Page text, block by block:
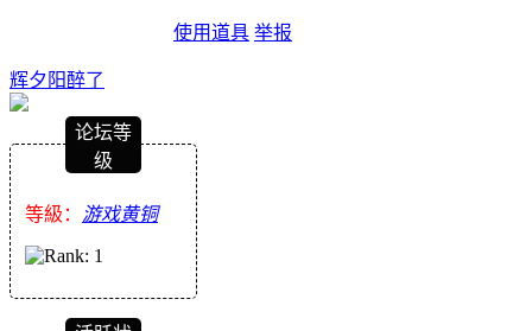
使用道具 举报
辉夕阳醉了
论坛等
级
等級： 游戏黄铜